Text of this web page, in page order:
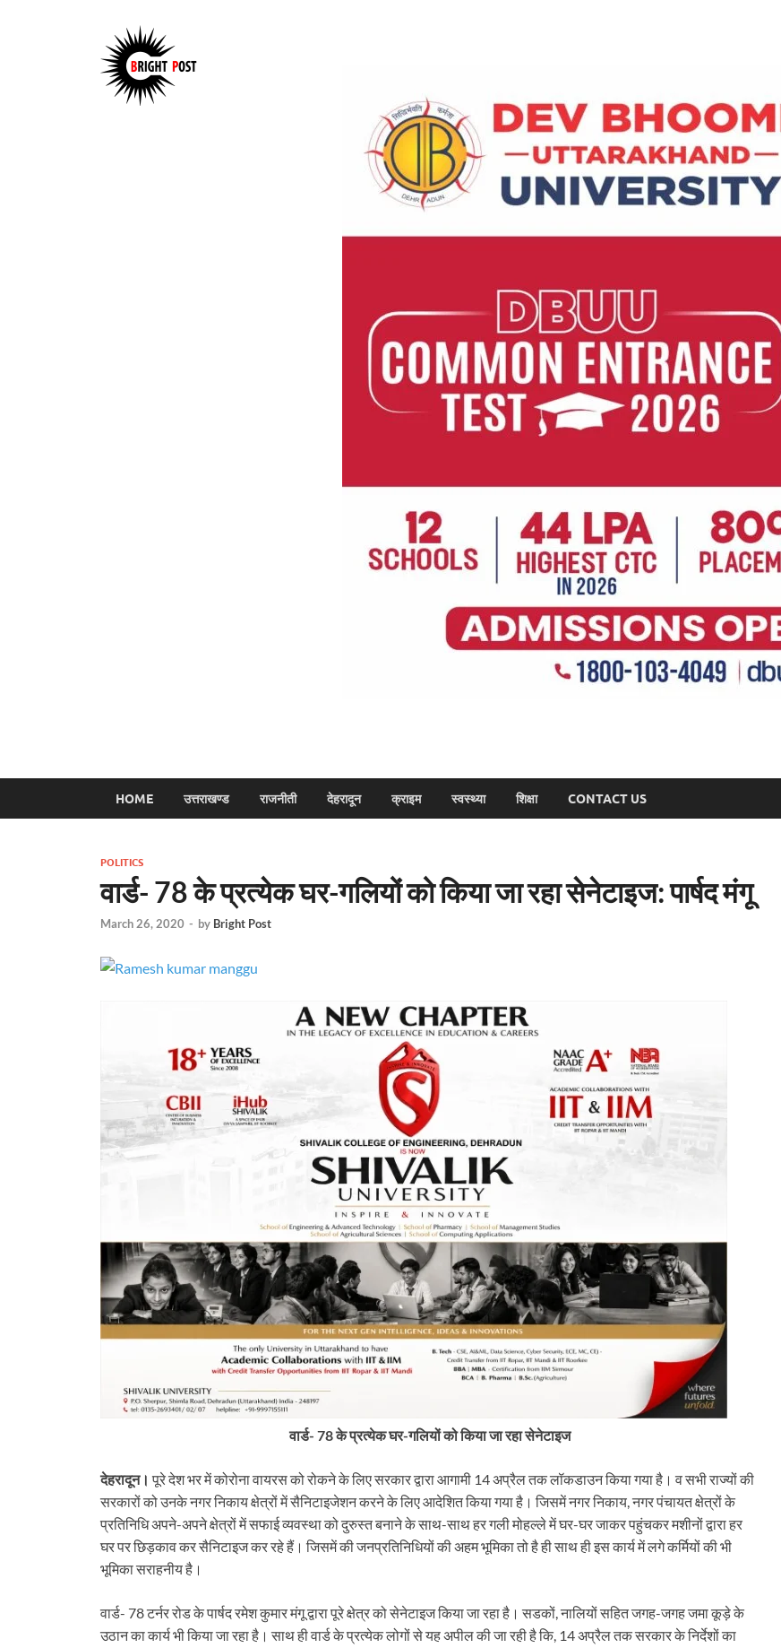
HOME उत्तराखण्ड राजनीती देहरादून क्राइम स्वस्थ्या शिक्षा CONTACT US
POLITICS
वार्ड- 78 के प्रत्येक घर-गलियों को किया जा रहा सेनेटाइज: पार्षद मंगू
March 26, 2020 - by Bright Post
वार्ड- 78 के प्रत्येक घर-गलियों को किया जा रहा सेनेटाइज
देहरादून। पूरे देश भर में कोरोना वायरस को रोकने के लिए सरकार द्वारा आगामी 14 अप्रैल तक लॉकडाउन किया गया है। व सभी राज्यों की
सरकारों को उनके नगर निकाय क्षेत्रों में सैनिटाइजेशन करने के लिए आदेशित किया गया है। जिसमें नगर निकाय, नगर पंचायत क्षेत्रों के
प्रतिनिधि अपने-अपने क्षेत्रों में सफाई व्यवस्था को दुरुस्त बनाने के साथ-साथ हर गली मोहल्ले में घर-घर जाकर पहुंचकर मशीनों द्वारा हर
घर पर छिड़काव कर सैनिटाइज कर रहे हैं। जिसमें की जनप्रतिनिधियों की अहम भूमिका तो है ही साथ ही इस कार्य में लगे कर्मियों की भी
भूमिका सराहनीय है।
वार्ड- 78 टर्नर रोड के पार्षद रमेश कुमार मंगू द्वारा पूरे क्षेत्र को सेनेटाइज किया जा रहा है। सडकों, नालियों सहित जगह-जगह जमा कूड़े के
उठान का कार्य भी किया जा रहा है। साथ ही वार्ड के प्रत्येक लोगों से यह अपील की जा रही है कि, 14 अप्रैल तक सरकार के निर्देशों का
बड़े फैसलें। UPCL अभियंताओं
पालिका कर्मियों की वेतन
Uttarakhand
बिग ब्रेकिंग: टौंस नदी पुल की एप्रोच रोड धंसने पर जागा
शासन, PWD के तीन इंजीनियर निलंबित
मौत केस में CBCID, नाबालिग केस में जमानत पर फैसला
टला